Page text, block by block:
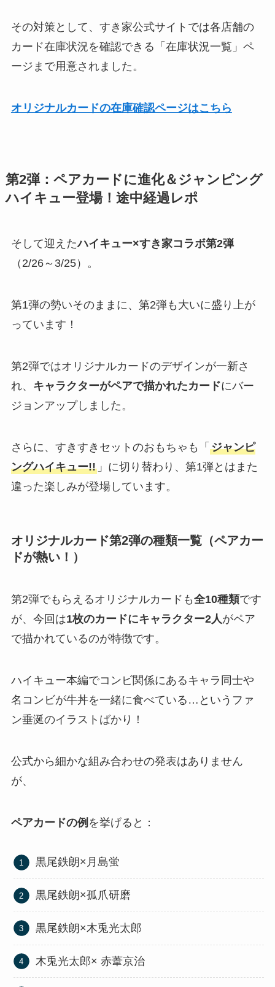
その対策として、すき家公式サイトでは各店舗の
カード在庫状況を確認できる「在庫状況一覧」ペ
ージまで用意されました​。
オリジナルカードの在庫確認ページはこちら
第2弾：ペアカードに進化＆ジャンピング
ハイキュー登場！途中経過レポ
そして迎えたハイキュー×すき家コラボ第2弾
（2/26～3/25）。
第1弾の勢いそのままに、第2弾も大いに盛り上が
っています！
第2弾ではオリジナルカードのデザインが一新さ
れ、 キャラクターがペアで描かれたカードにバー
ジョンアップしました​。
さらに、すきすきセットのおもちゃも「 ジャンピ
ングハイキュー!!」に切り替わり、第1弾とはまた
違った楽しみが登場しています。
オリジナルカード第2弾の種類一覧（ペアカー
ドが熱い！）
第2弾でもらえるオリジナルカードも全10種類です
が、今回は1枚のカードにキャラクター2人がペア
で描かれているのが特徴です​。
ハイキュー本編でコンビ関係にあるキャラ同士や
名コンビが牛丼を一緒に食べている…というファ
ン垂涎のイラストばかり！
公式から細かな組み合わせの発表はありません
が、
ペアカードの例 を挙げると：
黒尾鉄朗×月島蛍
黒尾鉄朗×孤爪研磨
黒尾鉄朗×木兎光太郎
木兎光太郎× 赤葦京治